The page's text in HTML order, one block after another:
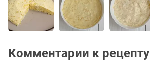
Комментарии к рецепту